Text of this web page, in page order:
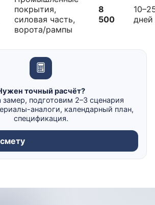
покрытия,
силовая часть,
ворота/рампы
8
500
дней
точный расчёт?
подготовим 2–3 сценария
аналоги, календарный план,
спецификация.